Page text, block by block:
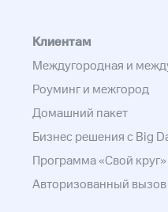
Клиентам
Междугородная и
Роуминг и межгород
Домашний пакет
Бизнес решения с Big
Программа «Свой круг»
Авторизованный вызов